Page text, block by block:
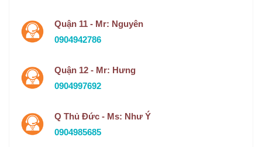
Quận 11 - Mr: Nguyên
0904942786
Quận 12 - Mr: Hưng
0904997692
Q Thủ Đức - Ms: Như Ý
0904985685